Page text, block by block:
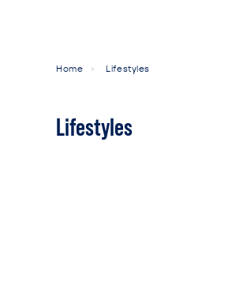
Home Lifestyles
Lifestyles